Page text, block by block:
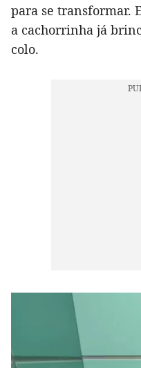
para se transformar.
a cachorrinha já
colo.